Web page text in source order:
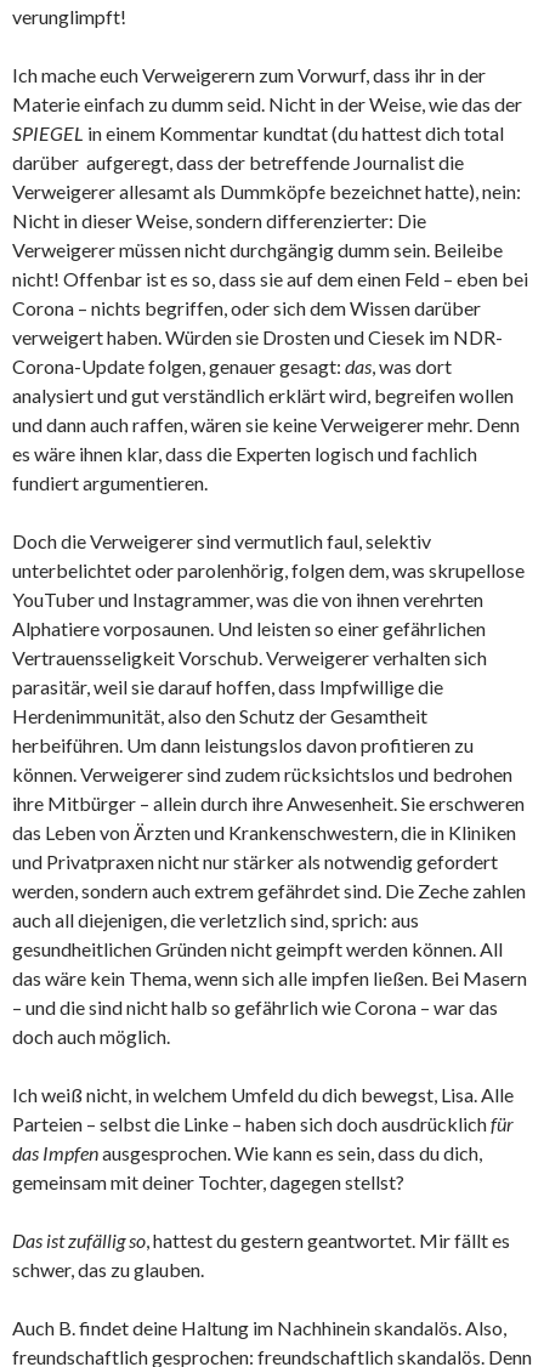
verunglimpft!
Ich mache euch Verweigerern zum Vorwurf, dass ihr in der
Materie einfach zu dumm seid. Nicht in der Weise, wie das der
SPIEGEL in einem Kommentar kundtat (du hattest dich total
darüber aufgeregt, dass der betreffende Journalist die
Verweigerer allesamt als Dummköpfe bezeichnet hatte), nein:
Nicht in dieser Weise, sondern differenzierter: Die
Verweigerer müssen nicht durchgängig dumm sein. Beileibe
nicht! Offenbar ist es so, dass sie auf dem einen Feld – eben bei
Corona – nichts begriffen, oder sich dem Wissen darüber
verweigert haben. Würden sie Drosten und Ciesek im NDR-
Corona-Update folgen, genauer gesagt: das, was dort
analysiert und gut verständlich erklärt wird, begreifen wollen
und dann auch raffen, wären sie keine Verweigerer mehr. Denn
es wäre ihnen klar, dass die Experten logisch und fachlich
fundiert argumentieren.
Doch die Verweigerer sind vermutlich faul, selektiv
unterbelichtet oder parolenhörig, folgen dem, was skrupellose
YouTuber und Instagrammer, was die von ihnen verehrten
Alphatiere vorposaunen. Und leisten so einer gefährlichen
Vertrauensseligkeit Vorschub. Verweigerer verhalten sich
parasitär, weil sie darauf hoffen, dass Impfwillige die
Herdenimmunität, also den Schutz der Gesamtheit
herbeiführen. Um dann leistungslos davon profitieren zu
können. Verweigerer sind zudem rücksichtslos und bedrohen
ihre Mitbürger – allein durch ihre Anwesenheit. Sie erschweren
das Leben von Ärzten und Krankenschwestern, die in Kliniken
und Privatpraxen nicht nur stärker als notwendig gefordert
werden, sondern auch extrem gefährdet sind. Die Zeche zahlen
auch all diejenigen, die verletzlich sind, sprich: aus
gesundheitlichen Gründen nicht geimpft werden können. All
das wäre kein Thema, wenn sich alle impfen ließen. Bei Masern
– und die sind nicht halb so gefährlich wie Corona – war das
doch auch möglich.
Ich weiß nicht, in welchem Umfeld du dich bewegst, Lisa. Alle
Parteien – selbst die Linke – haben sich doch ausdrücklichfür
das Impfenausgesprochen. Wie kann es sein, dass du dich,
gemeinsam mit deiner Tochter, dagegen stellst?
Das ist zufällig so, hattest du gestern geantwortet. Mir fällt es
schwer, das zu glauben.
Auch B. findet deine Haltung im Nachhinein skandalös. Also,
freundschaftlich gesprochen: freundschaftlich skandalös. Denn